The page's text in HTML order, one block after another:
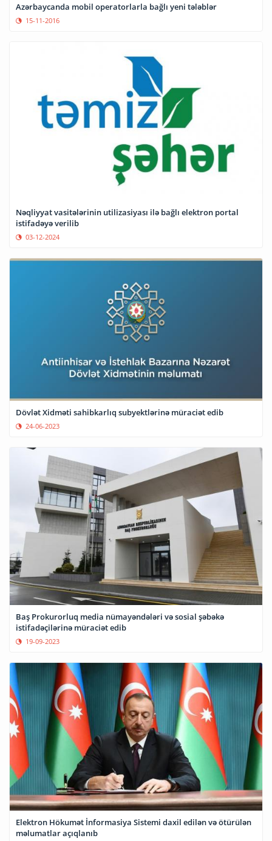
Azərbaycanda mobil operatorlarla bağlı yeni tələblər
15-11-2016
Nəqliyyat vasitələrinin utilizasiyası ilə bağlı elektron portal
istifadəyə verilib
03-12-2024
Dövlət Xidməti sahibkarlıq subyektlərinə müraciət edib
24-06-2023
Baş Prokurorluq media nümayəndələri və sosial şəbəkə
istifadəçilərinə müraciət edib
19-09-2023
Elektron Hökumət İnformasiya Sistemi daxil edilən və ötürülən
məlumatlar açıqlanıb